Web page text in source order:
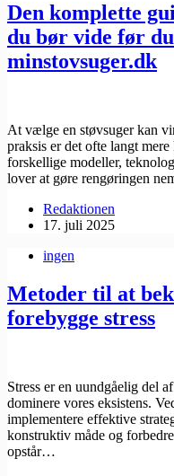
Den komplette
du bør vide før
minstovsuger.dk
At vælge en støvsuger kan
praksis er det ofte langt
forskellige modeller,
lover at gøre rengøringen
Redaktionen
17. juli 2025
ingen
Metoder til at
forebygge stress
Stress er en uundgåelig del
dominere vores eksistens.
implementere effektive
konstruktiv måde og
opstår…